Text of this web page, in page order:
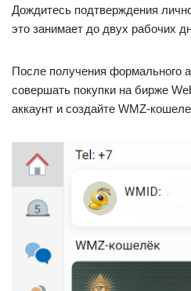
Дождитесь подтверждения
это занимает до двух рабочих
После получения формального
совершать покупки на бирже
аккаунт и создайте WMZ-